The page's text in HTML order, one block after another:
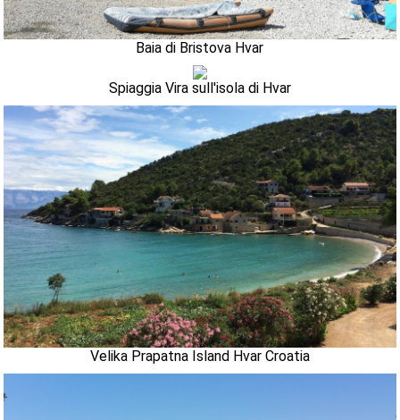
Baia di Bristova Hvar
Spiaggia Vira sull'isola di Hvar
Velika Prapatna Island Hvar Croatia